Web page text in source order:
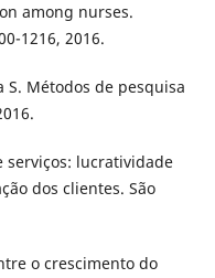
among nurses.
1216, 2016.
S. Métodos de pesquisa
serviços: lucratividade
dos clientes. São
o crescimento do